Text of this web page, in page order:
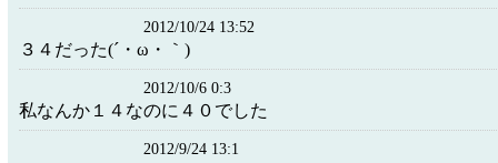
2012/10/24 13:52
３４だった(´・ω・｀)
2012/10/6 0:3
私なんか１４なのに４０でした
2012/9/24 13:1